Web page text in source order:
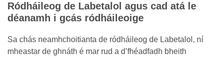
Ródháileog de Labetalol agus cad atá le
déanamh i gcás ródháileoige
Sa chás neamhchoitianta de ródháileog de Labetalol, ní
mheastar de ghnáth é mar rud a d’fhéadfadh bheith